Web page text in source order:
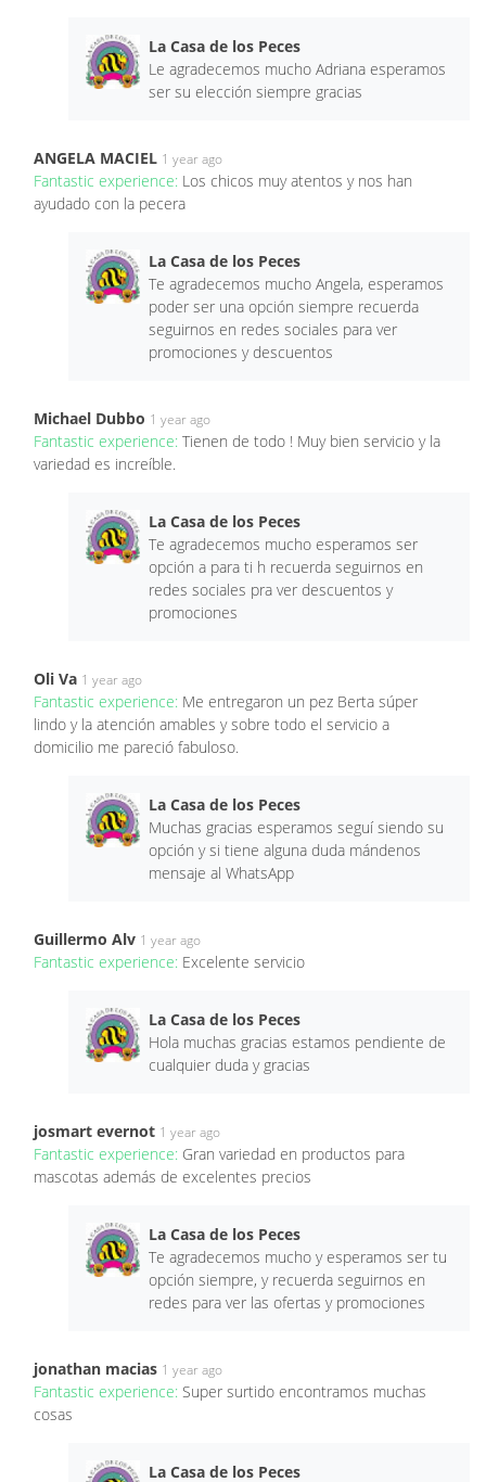
La Casa de los Peces
Le agradecemos mucho Adriana esperamos
ser su elección siempre gracias
ANGELA MACIEL 1 year ago
Fantastic experience: Los chicos muy atentos y nos han
ayudado con la pecera
La Casa de los Peces
Te agradecemos mucho Angela, esperamos
poder ser una opción siempre recuerda
seguirnos en redes sociales para ver
promociones y descuentos
Michael Dubbo 1 year ago
Fantastic experience: Tienen de todo ! Muy bien servicio y la
variedad es increíble.
La Casa de los Peces
Te agradecemos mucho esperamos ser
opción a para ti h recuerda seguirnos en
redes sociales pra ver descuentos y
promociones
Oli Va 1 year ago
Fantastic experience: Me entregaron un pez Berta súper
lindo y la atención amables y sobre todo el servicio a
domicilio me pareció fabuloso.
La Casa de los Peces
Muchas gracias esperamos seguí siendo su
opción y si tiene alguna duda mándenos
mensaje al WhatsApp
Guillermo Alv 1 year ago
Fantastic experience: Excelente servicio
La Casa de los Peces
Hola muchas gracias estamos pendiente de
cualquier duda y gracias
josmart evernot 1 year ago
Fantastic experience: Gran variedad en productos para
mascotas además de excelentes precios
La Casa de los Peces
Te agradecemos mucho y esperamos ser tu
opción siempre, y recuerda seguirnos en
redes para ver las ofertas y promociones
jonathan macias 1 year ago
Fantastic experience: Super surtido encontramos muchas
cosas
La Casa de los Peces